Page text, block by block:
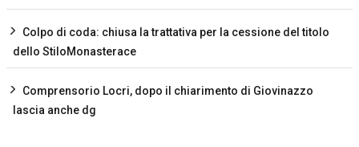
Colpo di coda: chiusa la trattativa per la cessione del titolo
dello StiloMonasterace
Comprensorio Locri, dopo il chiarimento di Giovinazzo
lascia anche dg